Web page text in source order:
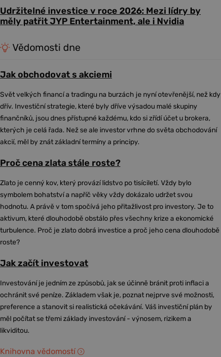
Udržitelné investice v roce 2026: Mezi lídry by
měly patřit JYP Entertainment, ale i Nvidia
Vědomosti dne
Jak obchodovat s akciemi
Svět velkých financí a tradingu na burzách je nyní otevřenější, než kdy
dřív. Investiční strategie, které byly dříve výsadou malé skupiny
finančníků, jsou dnes přístupné každému, kdo si zřídí účet u brokera,
kterých je celá řada. Než se ale investor vrhne do světa obchodování
akcií, měl by znát základní termíny a principy.
Proč cena zlata stále roste?
Zlato je cenný kov, který provází lidstvo po tisíciletí. Vždy bylo
symbolem bohatství a napříč věky vždy dokázalo udržet svou
hodnotu. A právě v tom spočívá jeho přitažlivost pro investory. Je to
aktivum, které dlouhodobě obstálo přes všechny krize a ekonomické
turbulence. Proč je zlato dobrá investice a proč jeho cena dlouhodobě
roste?
Jak začít investovat
Investování je jedním ze způsobů, jak se účinně bránit proti inflaci a
ochránit své peníze. Základem však je, poznat nejprve své možnosti,
preference a stanovit si realistická očekávání. Váš investiční plán by
měl počítat se třemi základy investování - výnosem, rizikem a
likviditou.
Knihovna vědomostí